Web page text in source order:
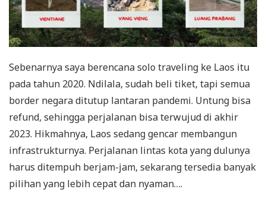
Sebenarnya saya berencana solo traveling ke Laos itu
pada tahun 2020. Ndilala, sudah beli tiket, tapi semua
border negara ditutup lantaran pandemi. Untung bisa
refund, sehingga perjalanan bisa terwujud di akhir
2023. Hikmahnya, Laos sedang gencar membangun
infrastrukturnya. Perjalanan lintas kota yang dulunya
harus ditempuh berjam-jam, sekarang tersedia banyak
pilihan yang lebih cepat dan nyaman….